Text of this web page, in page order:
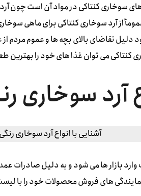
سوخاری کنتاکی در مواد آن است چون
از آرد سوخاری کنتاکی برای ماهی
دلیل تقاضای بالای بچه ها و عموم
کنتاکی می توان غذا های خود را بهترین
آرد سوخاری
بازار ها می شود و به دلیل صادرات
های فروش محصولات خود را با